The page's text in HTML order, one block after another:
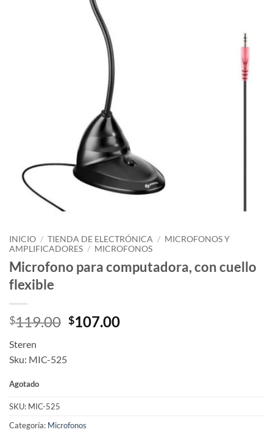
INICIO / TIENDA DE ELECTRÓNICA / MICROFONOS Y
AMPLIFICADORES / MICROFONOS
Microfono para computadora, con cuello
flexible
$119.00 Original
$107.00Current
Steren
Sku: MIC-525
Agotado
SKU: MIC-525
Categoría: Microfonos